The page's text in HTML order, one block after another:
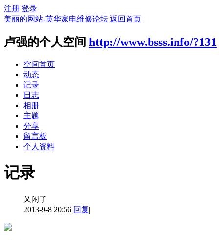
注册 登录
美丽的网站-英华家电维修论坛 返回首页
卢强的个人空间 http://www.bsss.info/?131
空间首页
动态
记录
日志
相册
主题
分享
留言板
个人资料
记录
又闲了
2013-9-8 20:56 回复|